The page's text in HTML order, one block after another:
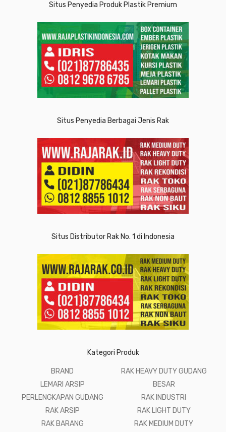
Situs Penyedia Produk Plastik Premium
Situs Penyedia Berbagai Jenis Rak
Situs Distributor Rak No. 1 di Indonesia
Kategori Produk
BRAND
LEMARI ARSIP
PERLENGKAPAN GUDANG
RAK ARSIP
RAK BARANG
RAK HEAVY DUTY GUDANG
BESAR
RAK INDUSTRI
RAK LIGHT DUTY
RAK MEDIUM DUTY